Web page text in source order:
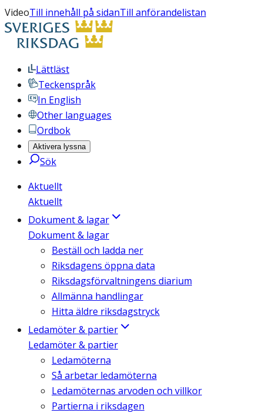
VideoTill innehåll på sidanTill anförandelistan
Lättläst
Teckenspråk
In English
Other languages
Ordbok
Aktivera lyssna
Sök
Aktuellt
Aktuellt
Dokument & lagar
Dokument & lagar
Beställ och ladda ner
Riksdagens öppna data
Riksdagsförvaltningens diarium
Allmänna handlingar
Hitta äldre riksdagstryck
Ledamöter & partier
Ledamöter & partier
Ledamöterna
Så arbetar ledamöterna
Ledamöternas arvoden och villkor
Partierna i riksdagen